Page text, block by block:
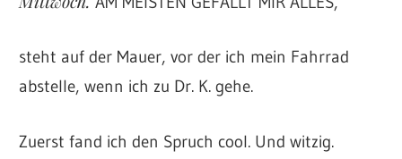
steht auf der Mauer, vor der ich mein Fahrrad
abstelle, wenn ich zu Dr. K. gehe.
Zuerst fand ich den Spruch cool. Und witzig.